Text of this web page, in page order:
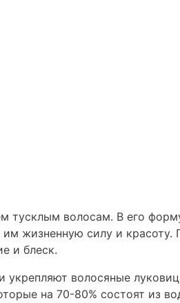
тусклым волосам. В его
жизненную силу и красоту.
и блеск.
укрепляют волосяные
на 70-80% состоят из